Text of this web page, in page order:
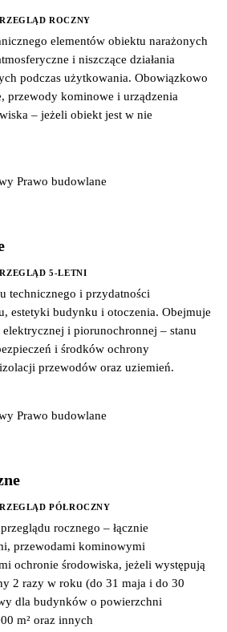
ROCZNY
elementów obiektu narażonych
i niszczące działania
podczas użytkowania. Obowiązkowo
przewody kominowe i urządzenia
– jeżeli obiekt jest w nie
Prawo budowlane
5-LETNI
technicznego i przydatności
estetyki budynku i otoczenia. Obejmuje
i piorunochronnej – stanu
i środków ochrony
przewodów oraz uziemień.
Prawo budowlane
PÓŁROCZNY
rocznego – łącznie
przewodami kominowymi
ochronie środowiska, jeżeli występują
2 razy w roku (do 31 maja i do 30
dla budynków o powierzchni
m² oraz innych